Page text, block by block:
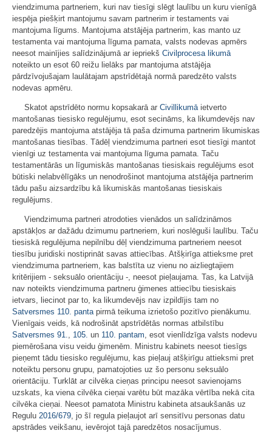
viendzimuma partneriem, kuri nav tiesīgi slēgt laulību un kuru vienīgā
iespēja piešķirt mantojumu savam partnerim ir testaments vai
mantojuma līgums. Mantojuma atstājēja partnerim, kas manto uz
testamenta vai mantojuma līguma pamata, valsts nodevas apmērs
neesot mainījies salīdzinājumā ar iepriekš Civilprocesa likumā
noteikto un esot 60 reižu lielāks par mantojuma atstājēja
pārdzīvojušajam laulātajam apstrīdētajā normā paredzēto valsts
nodevas apmēru.
Skatot apstrīdēto normu kopsakarā ar Civillikumāietverto
mantošanas tiesisko regulējumu, esot secināms, ka likumdevējs nav
paredzējis mantojuma atstājēja tā paša dzimuma partnerim likumiskas
mantošanas tiesības. Tādēļ viendzimuma partneri esot tiesīgi mantot
vienīgi uz testamenta vai mantojuma līguma pamata. Taču
testamentārās un līgumiskās mantošanas tiesiskais regulējums esot
būtiski nelabvēlīgāks un nenodrošinot mantojuma atstājēja partnerim
tādu pašu aizsardzību kā likumiskās mantošanas tiesiskais
regulējums.
Viendzimuma partneri atrodoties vienādos un salīdzināmos
apstākļos ar dažādu dzimumu partneriem, kuri noslēguši laulību. Taču
tiesiskā regulējuma nepilnību dēļ viendzimuma partneriem neesot
tiesību juridiski nostiprināt savas attiecības. Atšķirīga attieksme pret
viendzimuma partneriem, kas balstīta uz vienu no aizliegtajiem
kritērijiem - seksuālo orientāciju -, neesot pieļaujama. Tas, ka Latvijā
nav noteikts viendzimuma partneru ģimenes attiecību tiesiskais
ietvars, liecinot par to, ka likumdevējs nav izpildījis tam no
Satversmes 110. pantapirmā teikuma izrietošo pozitīvo pienākumu.
Vienīgais veids, kā nodrošināt apstrīdētās normas atbilstību
Satversmes 91., 105. un 110. pantam, esot vienlīdzīga valsts nodevu
piemērošana visu veidu ģimenēm. Ministru kabinets neesot tiesīgs
pieņemt tādu tiesisko regulējumu, kas pieļauj atšķirīgu attieksmi pret
noteiktu personu grupu, pamatojoties uz šo personu seksuālo
orientāciju. Turklāt ar cilvēka cieņas principu neesot savienojams
uzskats, ka viena cilvēka cieņai varētu būt mazāka vērtība nekā cita
cilvēka cieņai. Neesot pamatota Ministru kabineta atsaukšanās uz
Regulu 2016/679, jo šī regula pieļaujot arī sensitīvu personas datu
apstrādes veikšanu, ievērojot tajā paredzētos nosacījumus.